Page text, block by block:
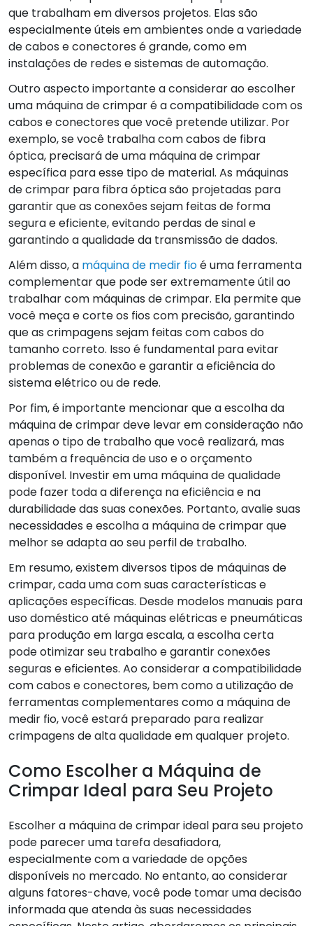
que trabalham em diversos projetos. Elas são
especialmente úteis em ambientes onde a variedade
de cabos e conectores é grande, como em
instalações de redes e sistemas de automação.
Outro aspecto importante a considerar ao escolher
uma máquina de crimpar é a compatibilidade com os
cabos e conectores que você pretende utilizar. Por
exemplo, se você trabalha com cabos de fibra
óptica, precisará de uma máquina de crimpar
específica para esse tipo de material. As máquinas
de crimpar para fibra óptica são projetadas para
garantir que as conexões sejam feitas de forma
segura e eficiente, evitando perdas de sinal e
garantindo a qualidade da transmissão de dados.
Além disso, a máquina de medir fioé uma ferramenta
complementar que pode ser extremamente útil ao
trabalhar com máquinas de crimpar. Ela permite que
você meça e corte os fios com precisão, garantindo
que as crimpagens sejam feitas com cabos do
tamanho correto. Isso é fundamental para evitar
problemas de conexão e garantir a eficiência do
sistema elétrico ou de rede.
Por fim, é importante mencionar que a escolha da
máquina de crimpar deve levar em consideração não
apenas o tipo de trabalho que você realizará, mas
também a frequência de uso e o orçamento
disponível. Investir em uma máquina de qualidade
pode fazer toda a diferença na eficiência e na
durabilidade das suas conexões. Portanto, avalie suas
necessidades e escolha a máquina de crimpar que
melhor se adapta ao seu perfil de trabalho.
Em resumo, existem diversos tipos de máquinas de
crimpar, cada uma com suas características e
aplicações específicas. Desde modelos manuais para
uso doméstico até máquinas elétricas e pneumáticas
para produção em larga escala, a escolha certa
pode otimizar seu trabalho e garantir conexões
seguras e eficientes. Ao considerar a compatibilidade
com cabos e conectores, bem como a utilização de
ferramentas complementares como a máquina de
medir fio, você estará preparado para realizar
crimpagens de alta qualidade em qualquer projeto.
Como Escolher a Máquina de
Crimpar Ideal para Seu Projeto
Escolher a máquina de crimpar ideal para seu projeto
pode parecer uma tarefa desafiadora,
especialmente com a variedade de opções
disponíveis no mercado. No entanto, ao considerar
alguns fatores-chave, você pode tomar uma decisão
informada que atenda às suas necessidades